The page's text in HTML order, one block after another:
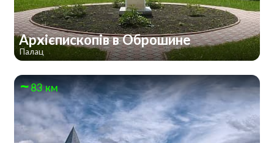
Архієпископів в Оброшине
Палац
83 км